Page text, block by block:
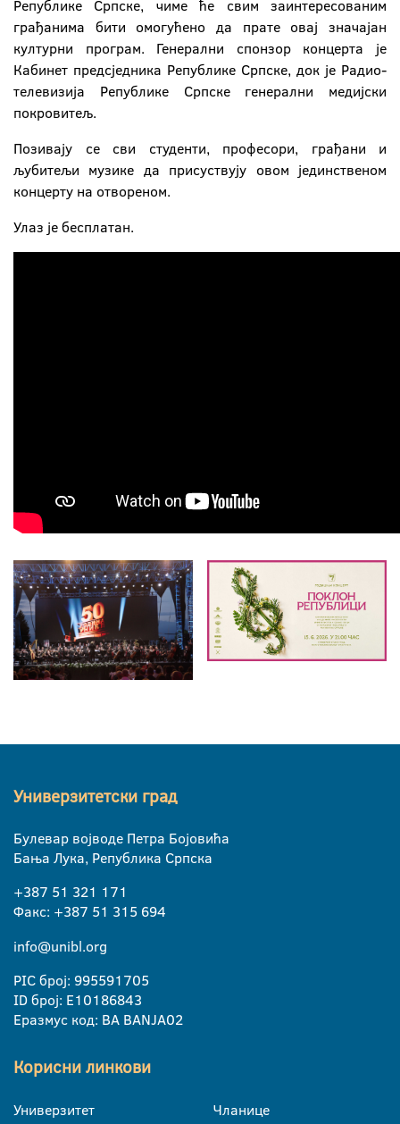
Републике Српске, чиме ће свим заинтересованим
грађанима бити омогућено да прате овај значајан
културни програм. Генерални спонзор концерта је
Кабинет предсједника Републике Српске, док је Радио-
телевизија Републике Српске генерални медијски
покровитељ.
Позивају се сви студенти, професори, грађани и
љубитељи музике да присуствују овом јединственом
концерту на отвореном.
Улаз је бесплатан.
Универзитетски град
Булевар војводе Петра Бојовића
Бања Лука, Република Српска
+387 51 321 171
Факс: +387 51 315 694
info@unibl.org
PIC број: 995591705
ID број: E10186843
Еразмус код: BA BANJA02
Корисни линкови
Универзитет
Чланице